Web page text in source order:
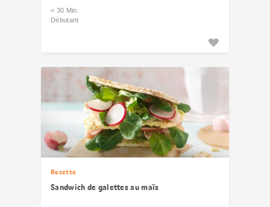
< 30 Min.
Débutant
Recette
Sandwich de galettes au maïs